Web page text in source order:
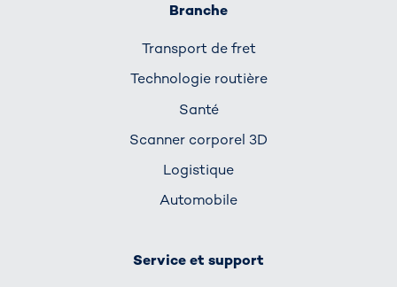
Branche
Transport de fret
Technologie routière
Santé
Scanner corporel 3D
Logistique
Automobile
Service et support